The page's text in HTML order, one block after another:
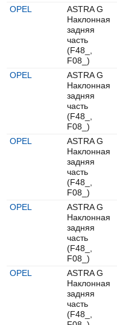
OPEL
ASTRA G
Наклонная
задняя
часть
(F48_,
F08_)
OPEL
ASTRA G
Наклонная
задняя
часть
(F48_,
F08_)
OPEL
ASTRA G
Наклонная
задняя
часть
(F48_,
F08_)
OPEL
ASTRA G
Наклонная
задняя
часть
(F48_,
F08_)
OPEL
ASTRA G
Наклонная
задняя
часть
(F48_,